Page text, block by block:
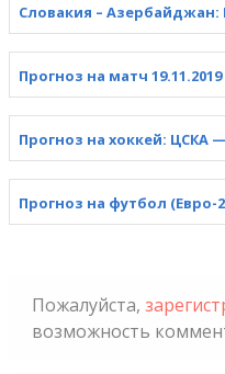
Словакия – Азербайджан:
Прогноз на матч
Прогноз на хоккей: ЦСКА
Прогноз на футбол
Пожалуйста,
возможность